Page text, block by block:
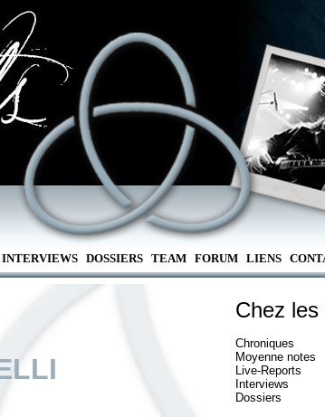
INTERVIEWS DOSSIERS TEAM FORUM LIENS
Chez les
Chroniques
Moyenne notes
Live-Reports
Interviews
Dossiers